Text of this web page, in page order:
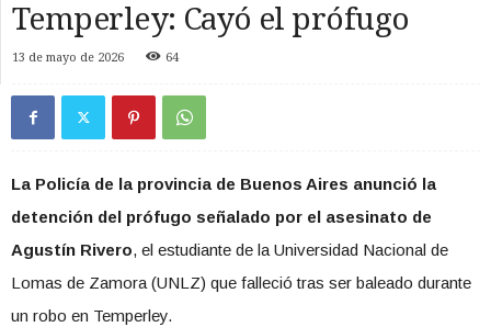
Temperley: Cayó el prófugo
13 de mayo de 2026 64
La Policía de la provincia de Buenos Aires anunció la
detención del prófugo señalado por el asesinato de
Agustín Rivero, el estudiante de la Universidad Nacional de
Lomas de Zamora (UNLZ) que falleció tras ser baleado durante
un robo en Temperley.